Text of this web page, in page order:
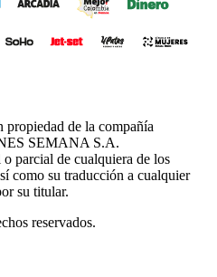
propiedad de la compañía
SEMANA S.A.
parcial de cualquiera de los
como su traducción a cualquier
su titular.
reservados.